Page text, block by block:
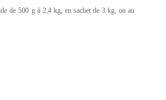
de 500 g à 2,4 kg, en sachet de 3 kg, ou au